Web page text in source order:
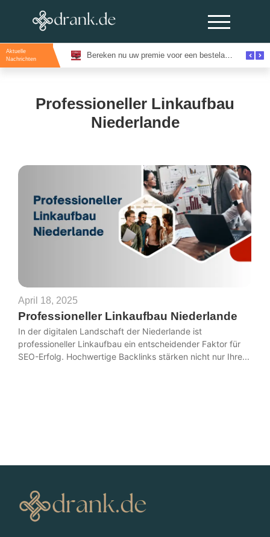
Aktuelle
Nachrichten
Bereken nu uw premie voor een bestelautoverzekering en bespaar direct
Professioneller Linkaufbau
Niederlande
April 18, 2025
Professioneller Linkaufbau Niederlande
In der digitalen Landschaft der Niederlande ist
professioneller Linkaufbau ein entscheidender Faktor für
SEO-Erfolg. Hochwertige Backlinks stärken nicht nur Ihre...